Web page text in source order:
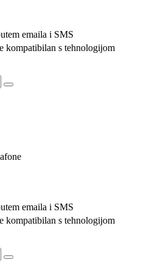
emaila i SMS
kompatibilan s tehnologijom
emaila i SMS
kompatibilan s tehnologijom